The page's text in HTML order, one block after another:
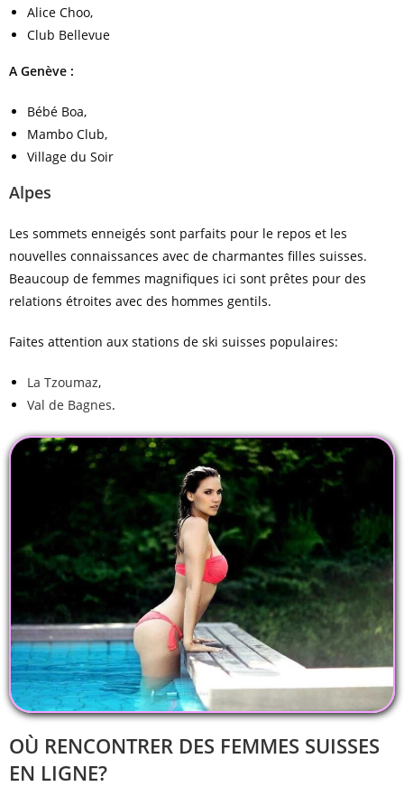
Alice Choo,
Club Bellevue
A Genève :
Bébé Boa,
Mambo Club,
Village du Soir
Alpes
Les sommets enneigés sont parfaits pour le repos et les
nouvelles connaissances avec de charmantes filles suisses.
Beaucoup de femmes magnifiques ici sont prêtes pour des
relations étroites avec des hommes gentils.
Faites attention aux stations de ski suisses populaires:
La Tzoumaz,
Val de Bagnes.
OÙ RENCONTRER DES FEMMES SUISSES
EN LIGNE?